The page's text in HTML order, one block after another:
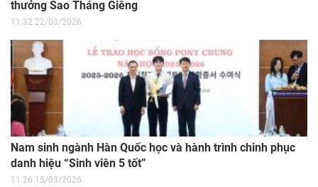
thưởng Sao Tháng Giêng
11:32 22/03/2026
Nam sinh ngành Hàn Quốc học và hành trình chinh phục
danh hiệu “Sinh viên 5 tốt”
11:26 15/03/2026